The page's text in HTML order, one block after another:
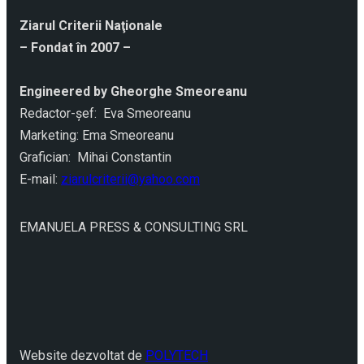
Ziarul Criterii Naţionale
– Fondat în 2007 –
Engineered by Gheorghe Smeoreanu
Redactor-şef: Eva Smeoreanu
Marketing: Ema Smeoreanu
Grafician: Mihai Constantin
E-mail: ziarulcriterii@yahoo.com
EMANUELA PRESS & CONSULTING SRL
Website dezvoltat de POLYTECH